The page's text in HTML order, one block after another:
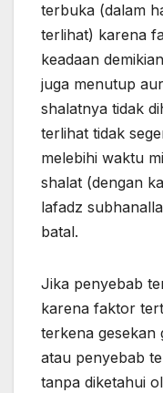
terbuka (dalam
terlihat) karena
keadaan
juga menutup
shalatnya tidak
terlihat tidak
melebihi waktu
shalat (dengan
lafadz
batal.
Jika penyebab
karena faktor
terkena gesekan
atau penyebab
tanpa diketahui